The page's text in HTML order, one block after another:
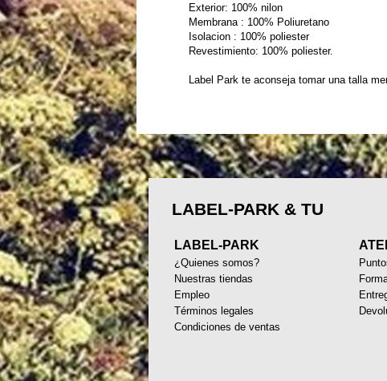
Exterior: 100% nilon
Membrana : 100% Poliuretano
Isolacion : 100% poliester
Revestimiento: 100% poliester.
Label Park te aconseja tomar una talla
LABEL-PARK & TU
LABEL-PARK
¿Quienes somos?
Nuestras tiendas
Empleo
Términos legales
Condiciones de ventas